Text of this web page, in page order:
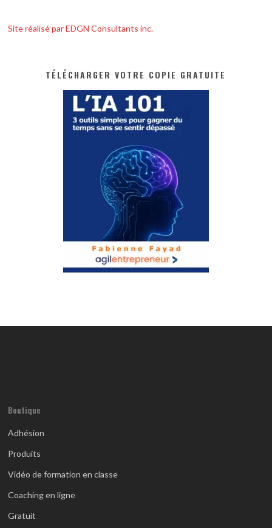
Site réalisé par EDGN Consultants inc.
TÉLÉCHARGER VOTRE COPIE GRATUITE
Boutique
Adhésion
Produits
Vidéo de formation en classe
Coaching en ligne
Gratuit